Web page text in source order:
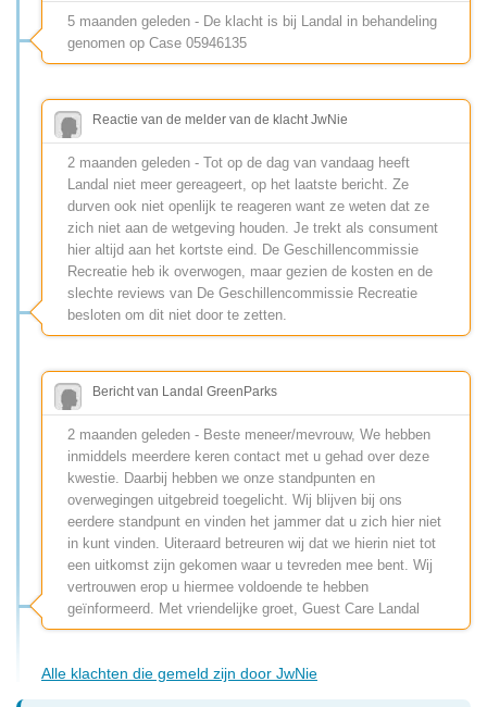
5 maanden geleden - De klacht is bij Landal in behandeling
genomen op Case 05946135
Reactie van de melder van de klacht JwNie
2 maanden geleden - Tot op de dag van vandaag heeft
Landal niet meer gereageert, op het laatste bericht. Ze
durven ook niet openlijk te reageren want ze weten dat ze
zich niet aan de wetgeving houden. Je trekt als consument
hier altijd aan het kortste eind. De Geschillencommissie
Recreatie heb ik overwogen, maar gezien de kosten en de
slechte reviews van De Geschillencommissie Recreatie
besloten om dit niet door te zetten.
Bericht van Landal GreenParks
2 maanden geleden - Beste meneer/mevrouw, We hebben
inmiddels meerdere keren contact met u gehad over deze
kwestie. Daarbij hebben we onze standpunten en
overwegingen uitgebreid toegelicht. Wij blijven bij ons
eerdere standpunt en vinden het jammer dat u zich hier niet
in kunt vinden. Uiteraard betreuren wij dat we hierin niet tot
een uitkomst zijn gekomen waar u tevreden mee bent. Wij
vertrouwen erop u hiermee voldoende te hebben
geïnformeerd. Met vriendelijke groet, Guest Care Landal
Alle klachten die gemeld zijn door JwNie